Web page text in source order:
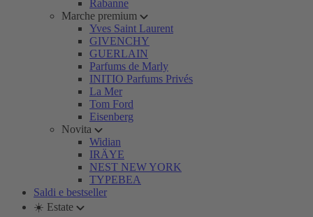
Rabanne
Marche premium
Yves Saint Laurent
GIVENCHY
GUERLAIN
Parfums de Marly
INITIO Parfums Privés
La Mer
Tom Ford
Eisenberg
Novita
Widian
IRÄYE
NEST NEW YORK
TYPEBEA
Saldi e bestseller
☀️ Estate